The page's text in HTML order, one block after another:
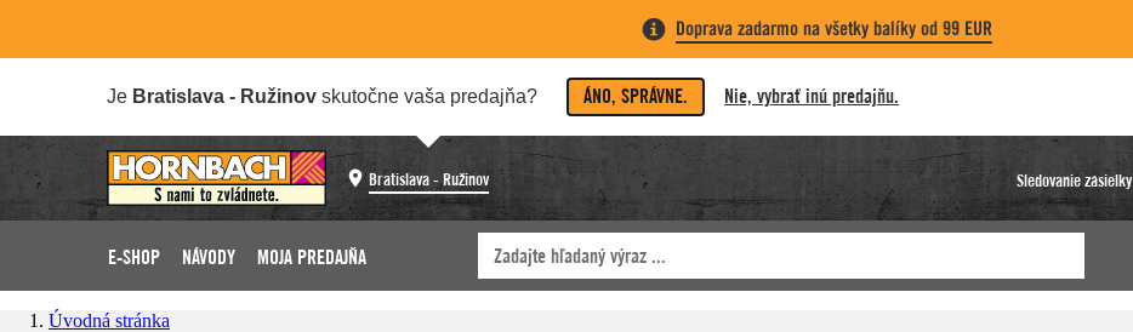
Doprava zadarmo na všetky balíky od 99 EUR
Je Bratislava - Ružinov skutočne vaša predajňa? ÁNO, SPRÁVNE. Nie, vybrať inú predajňu.
Bratislava - Ružinov Sledovanie zásielky
E-SHOP NÁVODY MOJA PREDAJŇA
Úvodná stránka